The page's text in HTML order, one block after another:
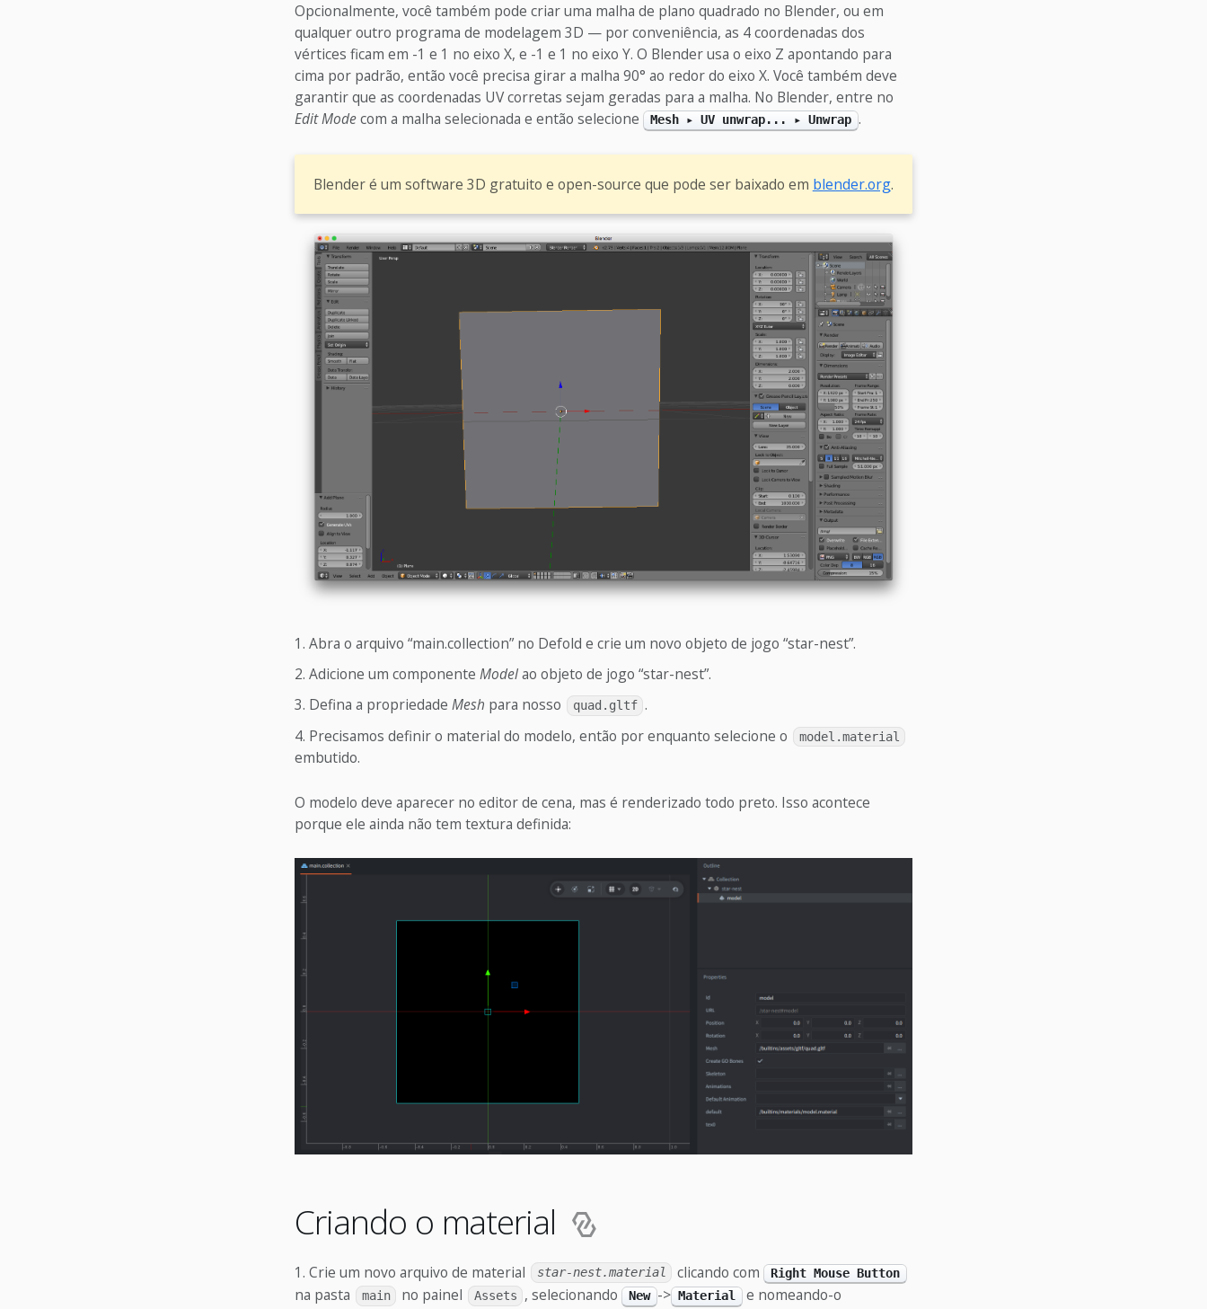
Opcionalmente, você também pode criar uma malha de plano quadrado no Blender, ou em
qualquer outro programa de modelagem 3D — por conveniência, as 4 coordenadas dos
vértices ficam em -1 e 1 no eixo X, e -1 e 1 no eixo Y. O Blender usa o eixo Z apontando para
cima por padrão, então você precisa girar a malha 90° ao redor do eixo X. Você também deve
garantir que as coordenadas UV corretas sejam geradas para a malha. No Blender, entre no
Edit Modecom a malha selecionada e então selecione Mesh ▸ UV unwrap... ▸ Unwrap .
Blender é um software 3D gratuito e open-source que pode ser baixado em blender.org.
Abra o arquivo “main.collection” no Defold e crie um novo objeto de jogo “star-nest”.
Adicione um componente Modelao objeto de jogo “star-nest”.
Defina a propriedade Mesh para nosso quad.gltf .
Precisamos definir o material do modelo, então por enquanto selecione o
model.material
embutido.
O modelo deve aparecer no editor de cena, mas é renderizado todo preto. Isso acontece
porque ele ainda não tem textura definida:
Criando o material
Crie um novo arquivo de material star-nest.material clicando com Right Mouse Button
na pasta main no painel Assets , selecionando New -> Material e nomeando-o